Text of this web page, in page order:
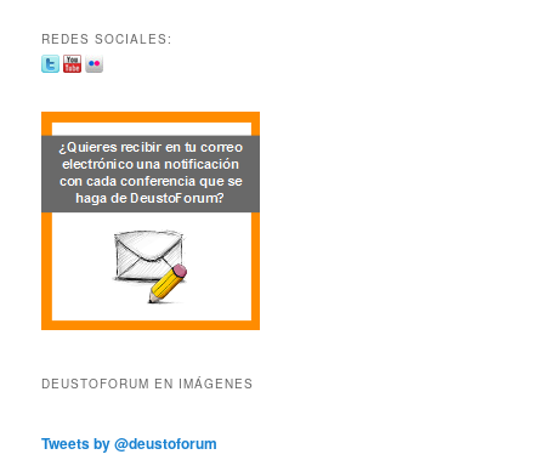
REDES SOCIALES:
DEUSTOFORUM EN IMÁGENES
Tweets by @deustoforum